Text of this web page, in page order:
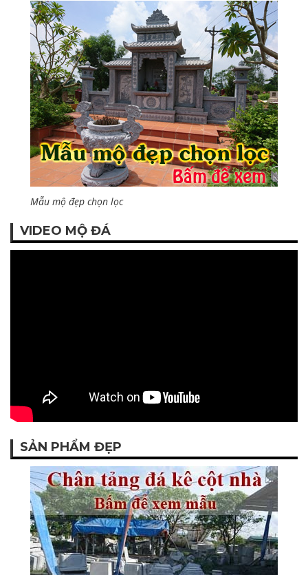
Mẫu mộ đẹp chọn lọc
VIDEO MỘ ĐÁ
SẢN PHẨM ĐẸP